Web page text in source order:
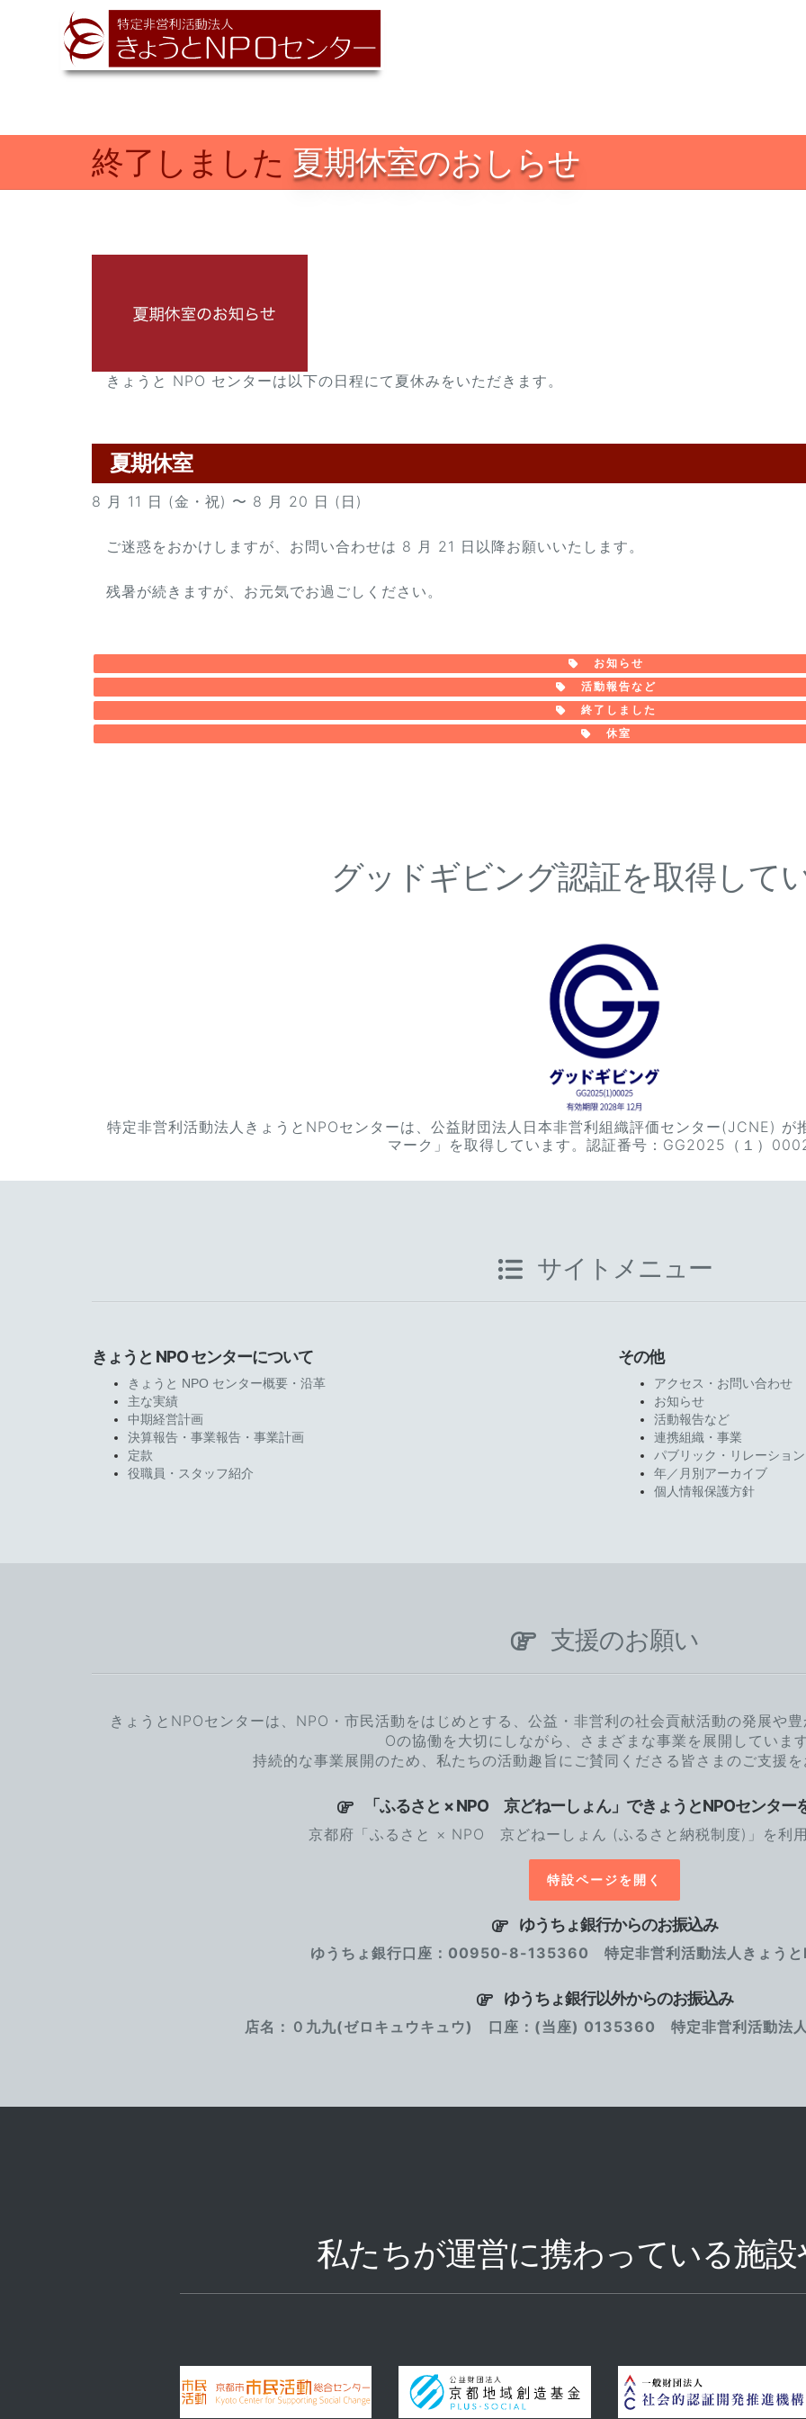
終了しました 夏期休室のおしらせ
きょうと NPO センターは以下の日程にて夏休みをいただきます。
夏期休室
8 月 11 日 (金・祝) 〜 8 月 20 日 (日)
ご迷惑をおかけしますが、お問い合わせは 8 月 21 日以降お願いいたします。
残暑が続きますが、お元気でお過ごしください。
お知らせ
活動報告など
終了しました
休室
グッドギビング認証を取得して
特定非営利活動法人きょうとNPOセンターは、公益財団法人日本非営利組織評価センター(JCNE) が
マーク」を取得しています。認証番号：GG2025（１）
サイトメニュー
きょうと NPO センターについて
きょうと NPO センター概要・沿革
主な実績
中期経営計画
決算報告・事業報告・事業計画
定款
役職員・スタッフ紹介
その他
アクセス・お問い合わせ
お知らせ
活動報告など
連携組織・事業
パブリック・リレーショ
年／月別アーカイブ
個人情報保護方針
支援のお願い
きょうとNPOセンターは、NPO・市民活動をはじめとする、公益・非営利の社会貢献活動の発展や
Oの協働を大切にしながら、さまざまな事業を展開していま
持続的な事業展開のため、私たちの活動趣旨にご賛同くださる皆さまのご支援
「ふるさと × NPO 京どねーしょん」できょうとNPOセンター
京都府「ふるさと × NPO 京どねーしょん (ふるさと納税制度)」を利
特設ページを開く
ゆうちょ銀行からのお振込み
ゆうちょ銀行口座：00950-8-135360 特定非営利活動法人きょうと
ゆうちょ銀行以外からのお振込み
店名：０九九(ゼロキュウキュウ) 口座：(当座) 0135360 特定非営利活動法
私たちが運営に携わっている施設